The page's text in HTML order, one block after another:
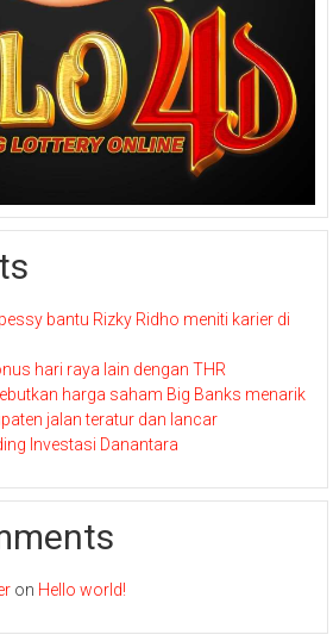
bantu Rizky Ridho meniti karier di
hari raya lain dengan THR
harga saham Big Banks menarik
jalan teratur dan lancar
Investasi Danantara
on Hello world!